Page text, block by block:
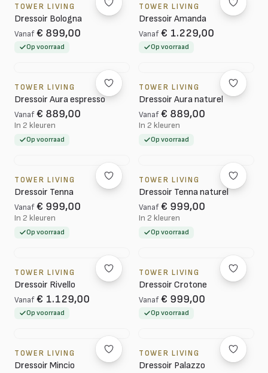
TOWER LIVING
Dressoir Bologna
Vanaf € 899,00
Op voorraad
TOWER LIVING
Dressoir Amanda
Vanaf € 1.229,00
Op voorraad
TOWER LIVING
Dressoir Aura espresso
Vanaf € 889,00
In 2 kleuren
Op voorraad
TOWER LIVING
Dressoir Aura naturel
Vanaf € 889,00
In 2 kleuren
Op voorraad
TOWER LIVING
Dressoir Tenna
Vanaf € 999,00
In 2 kleuren
Op voorraad
TOWER LIVING
Dressoir Tenna naturel
Vanaf € 999,00
In 2 kleuren
Op voorraad
TOWER LIVING
Dressoir Rivello
Vanaf € 1.129,00
Op voorraad
TOWER LIVING
Dressoir Crotone
Vanaf € 999,00
Op voorraad
TOWER LIVING
Dressoir Mincio
TOWER LIVING
Dressoir Palazzo